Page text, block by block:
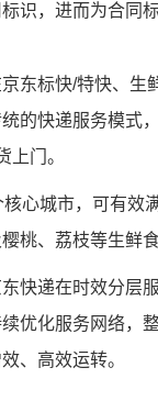
识，进而为合同
东标快/特快、
的快递服务模式
上门。
心城市，可有
桃、荔枝等生鲜
快递在时效分层
优化服务网络，
、高效运转。